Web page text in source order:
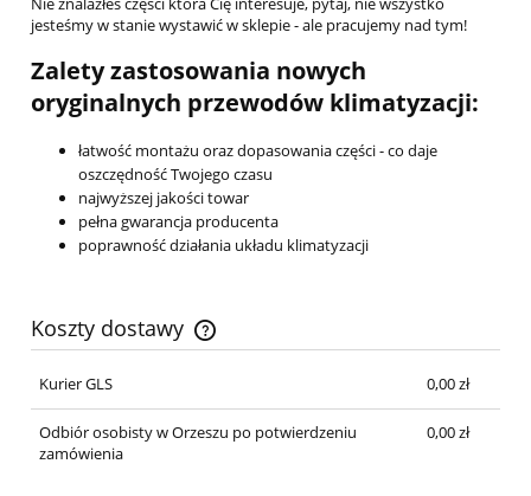
jesteśmy w stanie wystawić w sklepie - ale pracujemy nad tym!
Zalety zastosowania nowych
oryginalnych przewodów klimatyzacji:
łatwość montażu oraz dopasowania części - co daje
oszczędność Twojego czasu
najwyższej jakości towar
pełna gwarancja producenta
poprawność działania układu klimatyzacji
Koszty dostawy
Cena nie zawiera ewentualnych kosztów płatności
Kurier GLS
0,00 zł
Odbiór osobisty w Orzeszu po potwierdzeniu
zamówienia
0,00 zł